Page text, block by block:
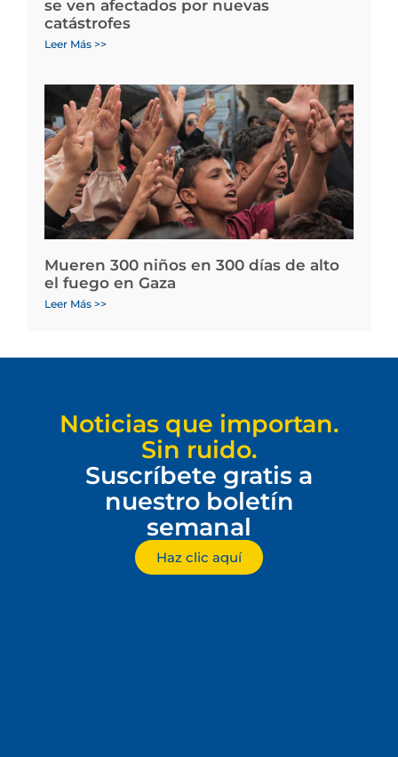
se ven afectados por nuevas
catástrofes
Leer Más >>
Mueren 300 niños en 300 días de alto
el fuego en Gaza
Leer Más >>
Noticias que importan.
Sin ruido.
Suscríbete gratis a
nuestro boletín
semanal
Haz clic aquí